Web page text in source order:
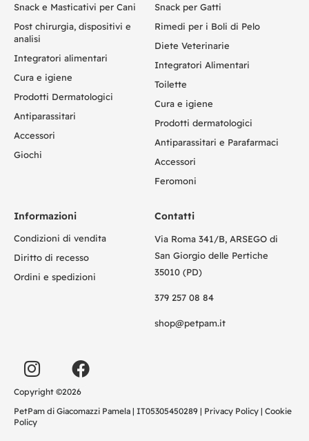
Snack e Masticativi per Cani
Post chirurgia, dispositivi e
analisi
Integratori alimentari
Cura e igiene
Prodotti Dermatologici
Antiparassitari
Accessori
Giochi
Snack per Gatti
Rimedi per i Boli di Pelo
Diete Veterinarie
Integratori Alimentari
Toilette
Cura e igiene
Prodotti dermatologici
Antiparassitari e Parafarmaci
Accessori
Feromoni
Informazioni
Condizioni di vendita
Diritto di recesso
Ordini e spedizioni
Contatti
Via Roma 341/B, ARSEGO di
San Giorgio delle Pertiche
35010 (PD)
379 257 08 84
shop@petpam.it
Copyright ©2026
PetPam di Giacomazzi Pamela | IT05305450289 | Privacy Policy | Cookie
Policy